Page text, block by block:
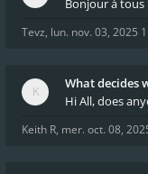
Bonjour à tous
Tevz, lun. nov. 03, 2025
What decides
Hi All, does
Keith R, mer. oct. 08,